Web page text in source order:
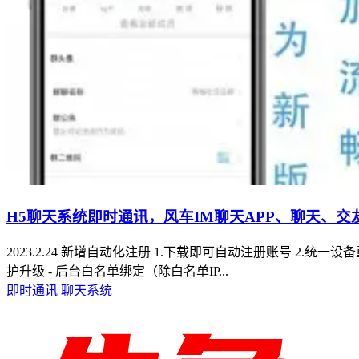
H5聊天系统即时通讯，风车IM聊天APP、聊天、
2023.2.24 新增自动化注册 1.下载即可自动注册账号 2.统一设
护升级 - 后台白名单绑定（除白名单IP...
即时通讯 聊天系统